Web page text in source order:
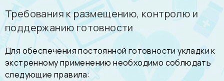
Требования к размещению, контролю и
поддержанию готовности
Для обеспечения постоянной готовности укладки к
экстренному применению необходимо соблюдать
следующие правила: